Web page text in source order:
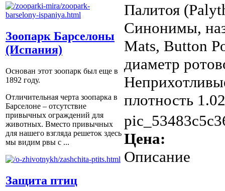
Зоопарк Барселоны
(Испания)
Основан этот зоопарк был еще в
1892 году.
Отличительная черта зоопарка в
Барселоне – отсутствие
привычных ограждений для
животных. Вместо привычных
для нашего взгляда решеток здесь
мы видим рвы с ...
Защита птиц
Палитоя
Синонимы,
Mats, Button
диаметр
плотность
Цена:
Описание